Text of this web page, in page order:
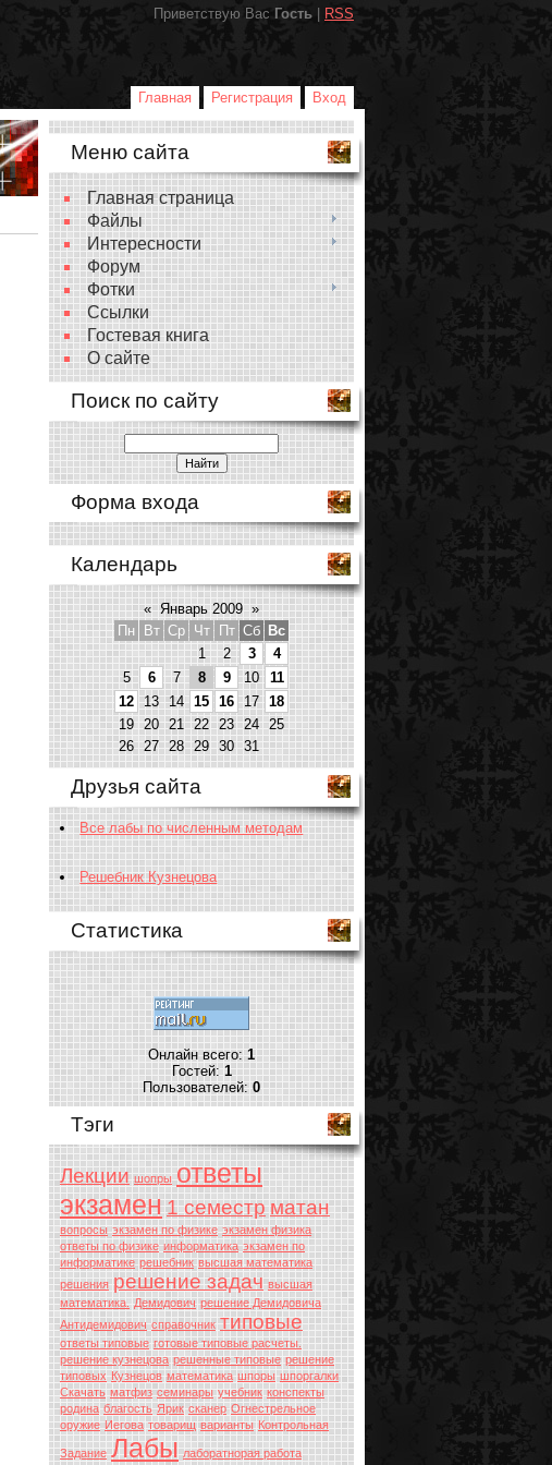
Приветствую Вас Гость RSS
Главная Регистрация Вход
Меню сайта
Главная страница
Файлы
Интересности
Форум
Фотки
Ссылки
Гостевая книга
О сайте
Поиск по сайту
Форма входа
Календарь
« Январь 2009 »
Пн
Вт Ср Чт Пт Сб Вс
1
2 3
4
5
6 7 8 9 10
11
12 13 14 15 16 17 18
19 20 21 22 23 24 25
26 27 28 29 30 31
Друзья сайта
Все лабы по численным методам
Решебник Кузнецова
Статистика
Онлайн всего:1
Гостей:1
Пользователей:0
Тэги
Лекции шопры ответы
экзамен1 семестр матан
вопросы экзамен по физике экзамен физика
ответы по физике информатика экзамен по
информатике решебник высшая математика
решения решение задач высшая
математика. Демидович решение Демидовича
Антидемидович справочник типовые
ответы типовые готовые типовые расчеты.
решение кузнецова решенные типовые решение
типовых Кузнецов математика шпоры шпоргалки
Скачать матфиз семинары учебник конспекты
родина благость Ярик сканер Огнестрельное
оружие Иегова товарищ варианты Контрольная
Задание Лабы лаборатнорая работа